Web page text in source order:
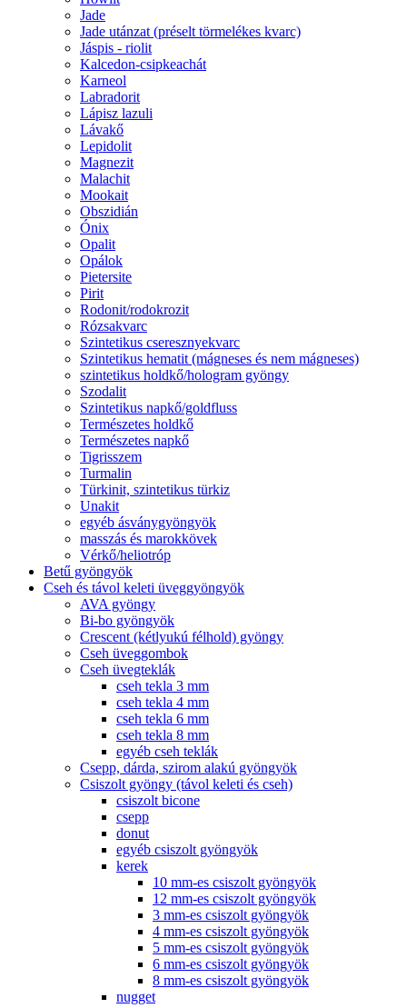
Jade
Jade utánzat (préselt törmelékes kvarc)
Jáspis - riolit
Kalcedon-csipkeachát
Karneol
Labradorit
Lápisz lazuli
Lávakő
Lepidolit
Magnezit
Malachit
Mookait
Obszidián
Ónix
Opalit
Opálok
Pietersite
Pirit
Rodonit/rodokrozit
Rózsakvarc
Szintetikus cseresznyekvarc
Szintetikus hematit (mágneses és nem mágneses)
szintetikus holdkő/hologram gyöngy
Szodalit
Szintetikus napkő/goldfluss
Természetes holdkő
Természetes napkő
Tigrisszem
Turmalin
Türkinit, szintetikus türkiz
Unakit
egyéb ásványgyöngyök
masszás és marokkövek
Vérkő/heliotróp
Betű gyöngyök
Cseh és távol keleti üveggyöngyök
AVA gyöngy
Bi-bo gyöngyök
Crescent (kétlyukú félhold) gyöngy
Cseh üveggombok
Cseh üvegteklák
cseh tekla 3 mm
cseh tekla 4 mm
cseh tekla 6 mm
cseh tekla 8 mm
egyéb cseh teklák
Csepp, dárda, szirom alakú gyöngyök
Csiszolt gyöngy (távol keleti és cseh)
csiszolt bicone
csepp
donut
egyéb csiszolt gyöngyök
kerek
10 mm-es csiszolt gyöngyök
12 mm-es csiszolt gyöngyök
3 mm-es csiszolt gyöngyök
4 mm-es csiszolt gyöngyök
5 mm-es csiszolt gyöngyök
6 mm-es csiszolt gyöngyök
8 mm-es csiszolt gyöngyök
nugget